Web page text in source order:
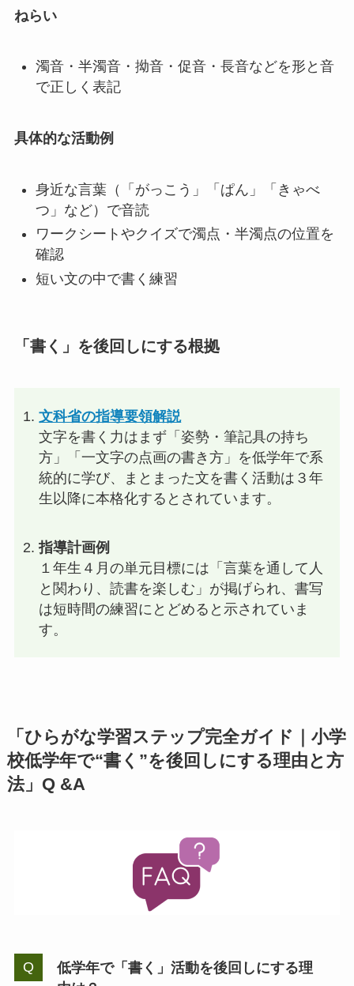
ねらい
濁音・半濁音・拗音・促音・長音などを形と音
で正しく表記
具体的な活動例
身近な言葉（「がっこう」「ぱん」「きゃべ
つ」など）で音読
ワークシートやクイズで濁点・半濁点の位置を
確認
短い文の中で書く練習
「書く」を後回しにする根拠
文科省の指導要領解説
文字を書く力はまず「姿勢・筆記具の持ち
方」「一文字の点画の書き方」を低学年で系
統的に学び、まとまった文を書く活動は３年
生以降に本格化するとされています。
指導計画例
１年生４月の単元目標には「言葉を通して人
と関わり、読書を楽しむ」が掲げられ、書写
は短時間の練習にとどめると示されていま
す。
「ひらがな学習ステップ完全ガイド｜小学
校低学年で“書く”を後回しにする理由と方
法」Q &A
低学年で「書く」活動を後回しにする理